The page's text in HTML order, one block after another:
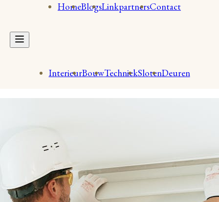
HomeBlogsLinkpartnersContact
InterieurBouwTechniekSlotenDeuren